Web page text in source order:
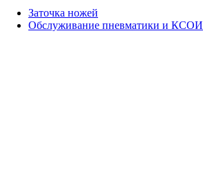
Заточка ножей
Обслуживание пневматики и КСОИ